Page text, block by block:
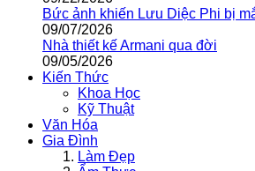
Bức ảnh khiến Lưu Diệc Phi bị
09/07/2026
Nhà thiết kế Armani qua đời
09/05/2026
Kiến Thức
Khoa Học
Kỹ Thuật
Văn Hóa
Gia Đình
Làm Đẹp